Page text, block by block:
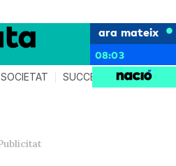
ara mateix
08:03
SOCIETAT SUCCESSOS AGENDA